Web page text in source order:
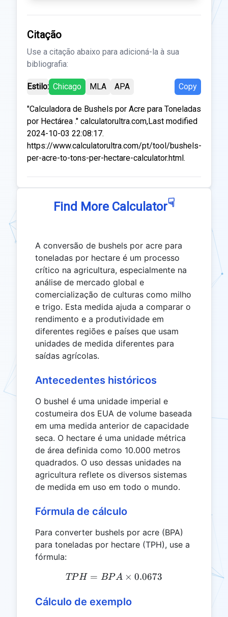
Citação
Use a citação abaixo para adicioná-la à sua
bibliografia:
Estilo: Chicago MLA APA Copy
"Calculadora de Bushels por Acre para Toneladas
por Hectárea ." calculatorultra.com,Last modified
2024-10-03 22:08:17.
https://www.calculatorultra.com/pt/tool/bushels-
per-acre-to-tons-per-hectare-calculator.html.
Find More Calculator☟
A conversão de bushels por acre para
toneladas por hectare é um processo
crítico na agricultura, especialmente na
análise de mercado global e
comercialização de culturas como milho
e trigo. Esta medida ajuda a comparar o
rendimento e a produtividade em
diferentes regiões e países que usam
unidades de medida diferentes para
saídas agrícolas.
Antecedentes históricos
O bushel é uma unidade imperial e
costumeira dos EUA de volume baseada
em uma medida anterior de capacidade
seca. O hectare é uma unidade métrica
de área definida como 10.000 metros
quadrados. O uso dessas unidades na
agricultura reflete os diversos sistemas
de medida em uso em todo o mundo.
Fórmula de cálculo
Para converter bushels por acre (BPA)
para toneladas por hectare (TPH), use a
fórmula:
TPH = BPA \times 0.0673
TPH = BPA × 0.0673
Cálculo de exemplo